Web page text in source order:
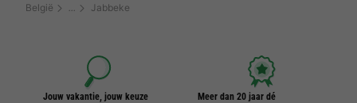
België Jabbeke
Jouw vakantie, jouw keuze
Meer dan 20 jaar dé